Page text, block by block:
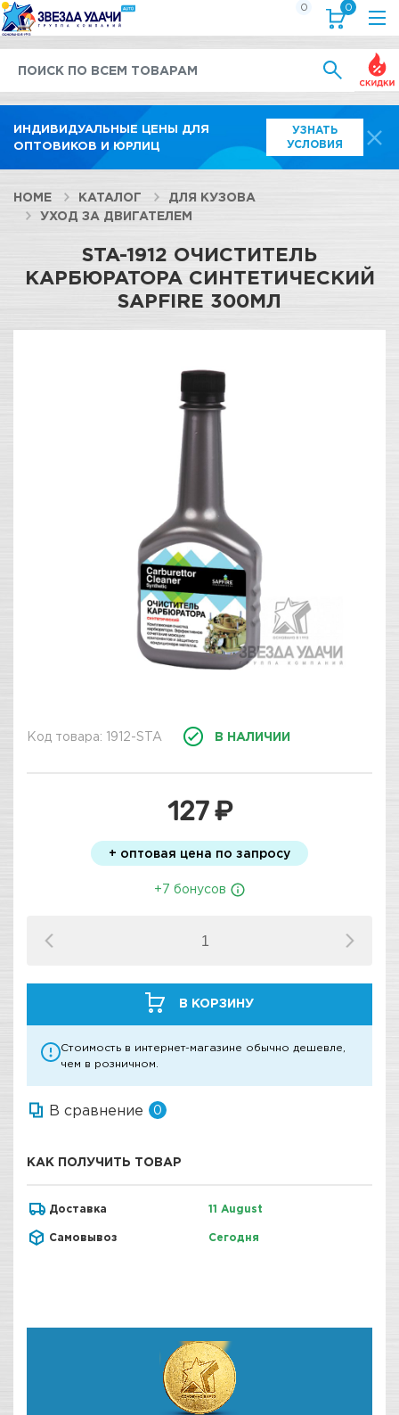
ИНДИВИДУАЛЬНЫЕ ЦЕНЫ ДЛЯ
ОПТОВИКОВ И ЮРЛИЦ
УЗНАТЬ
УСЛОВИЯ
0 0
HOME КАТАЛОГ
ДЛЯ КУЗОВА
УХОД ЗА ДВИГАТЕЛЕМ
STA-1912 ОЧИСТИТЕЛЬ
КАРБЮРАТОРА СИНТЕТИЧЕСКИЙ
SAPFIRE 300МЛ
Код товара: 1912-STA В НАЛИЧИИ
127 ₽
+ оптовая цена по запросу
+7 бонусов
В КОРЗИНУ
Стоимость в интернет-магазине обычно дешевле,
чем в розничном.
В сравнение 0
КАК ПОЛУЧИТЬ ТОВАР
Доставка 11 August
Самовывоз Сегодня